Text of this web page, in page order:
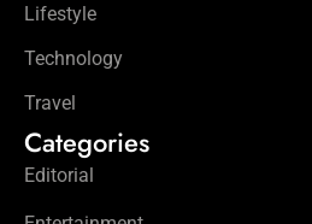
Lifestyle
Technology
Travel
Categories
Editorial